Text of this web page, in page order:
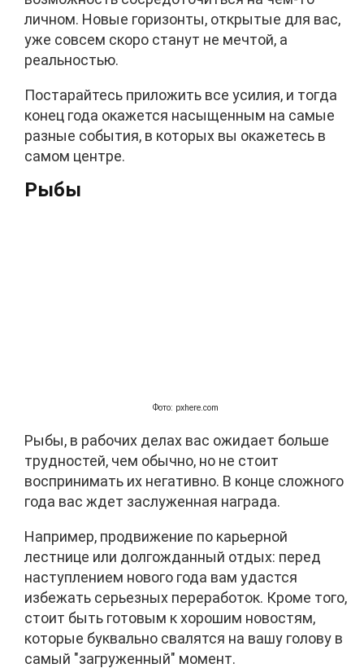
личном. Новые горизонты, открытые для вас,
уже совсем скоро станут не мечтой, а
реальностью.
Постарайтесь приложить все усилия, и тогда
конец года окажется насыщенным на самые
разные события, в которых вы окажетесь в
самом центре.
Рыбы
Фото: pxhere.com
Рыбы, в рабочих делах вас ожидает больше
трудностей, чем обычно, но не стоит
воспринимать их негативно. В конце сложного
года вас ждет заслуженная награда.
Например, продвижение по карьерной
лестнице или долгожданный отдых: перед
наступлением нового года вам удастся
избежать серьезных переработок. Кроме того,
стоит быть готовым к хорошим новостям,
которые буквально свалятся на вашу голову в
самый "загруженный" момент.